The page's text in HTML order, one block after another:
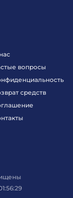
вопросы
средств